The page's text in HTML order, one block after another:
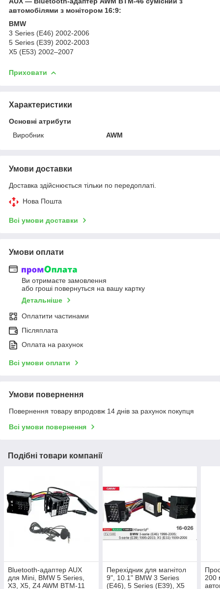
автомобілями з монітором 16:9:
BMW
3 Series (E46) 2002-2006
5 Series (E39) 2002-2003
X5 (E53) 2002–2007
Приховати
Характеристики
Основні атрибути
Виробник
AWM
Умови доставки
Доставка здійснюється тільки по передоплаті.
Нова Пошта
Всі умови доставки
Умови оплати
Ви отримаєте замовлення
або гроші повернуться на вашу картку
Детальніше
Оплатити частинами
Післяплата
Оплата на рахунок
Всі умови оплати
Умови повернення
Повернення товару впродовж 14 днів за рахунок покупця
Всі умови повернення
Подібні товари компанії
Bluetooth-адаптер AUX
для Mini, BMW 5 Series,
X3, X5, Z4 AWM BTM-11
Перехідник для магнітол
9", 10.1" BMW 3 Series
(E46), 5 Series (E39), X5
200